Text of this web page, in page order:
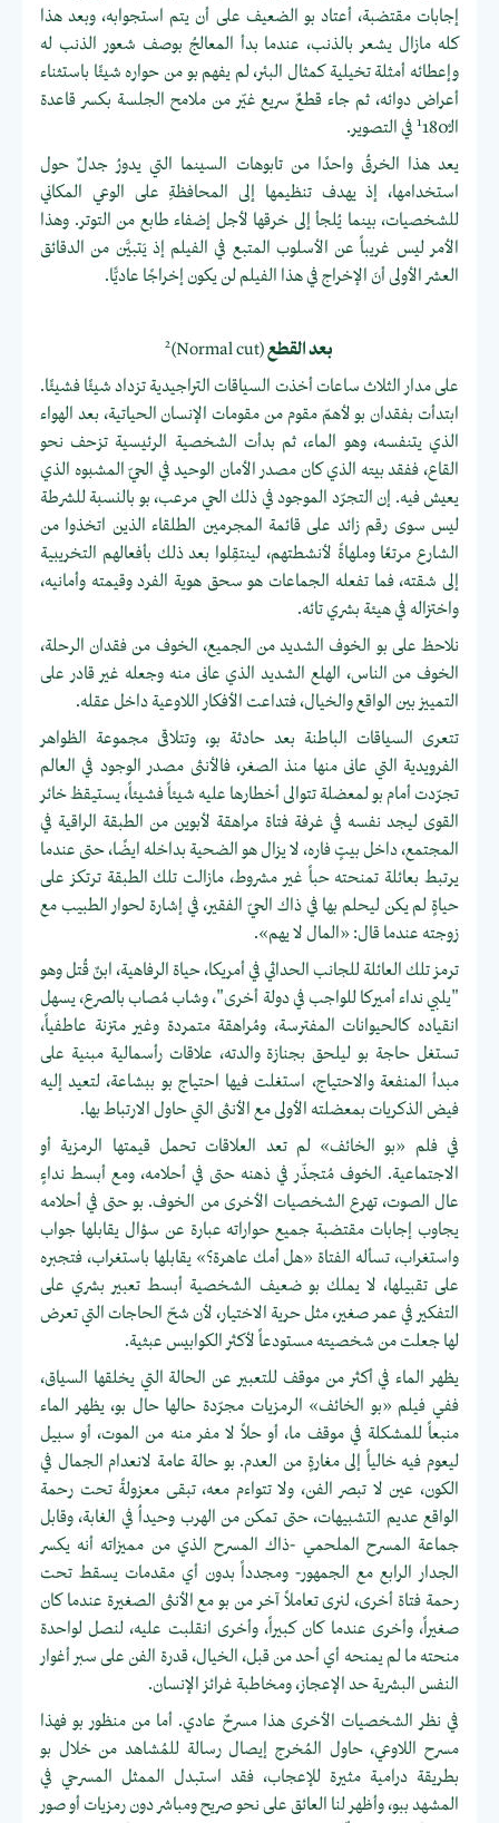
إجابات مقتضبة، أعتاد بو الضعيف على أن يتم استجوابه، وبعد هذا
كله مازال يشعر بالذنب، عندما بدأ المعالجُ بوصف شعور الذنب له
وإعطائه أمثلة تخيلية كمثال البئر، لم يفهم بو من حواره شيئًا باستثناء
أعراض دوائه، ثم جاء قطعٌ سريع غيّر من ملامح الجلسة بكسر قاعدة
الـْ
1180 في التصوير.
يعد هذا الخرقُ واحدًا من تابوهات السينما التي يدورُ جدلٌ حول
استخدامها، إذ يهدف تنظيمها إلى المحافظةِ على الوعي المكاني
للشخصيات، بينما يُلجأ إلى خرقها لأجل إضفاء طابع من التوتر. وهذا
الأمر ليس غريباً عن الأسلوب المتبع في الفيلم إذ يَتبيَّن من الدقائق
العشر الأولى أنَ الإخراج في هذا الفيلم لن يكون إخراجًا عاديًّا.
بعد القطع(Normal cut)
2
على مدار الثلاث ساعات أخذت السياقات التراجيدية تزداد شيئًا فشيئًا.
ابتدأت بفقدان بو لأهمّ مقوم من مقومات الإنسان الحياتية، بعد الهواء
الذي يتنفسه، وهو الماء، ثم بدأت الشخصية الرئيسية تزحف نحو
القاع، ففقد بيته الذي كان مصدر الأمان الوحيد في الحيّ المشبوه الذي
يعيش فيه. إن التجرّد الموجود في ذلك الحي مرعب، بو بالنسبة للشرطة
ليس سوى رقم زائد على قائمة المجرمين الطلقاء الذين اتخذوا من
الشارع مرتعًا وملهاةً لأنشطتهم، لينتقِلوا بعد ذلك بأفعالهم التخريبية
إلى شقته، فما تفعله الجماعات هو سحق هوية الفرد وقيمته وأمانيه،
واختزاله في هيئة بشري تائه.
نلاحظ على بو الخوف الشديد من الجميع، الخوف من فقدان الرحلة،
الخوف من الناس، الهلع الشديد الذي عانى منه وجعله غير قادر على
التمييز بين الواقع والخيال، فتداعت الأفكار اللاوعية داخل عقله.
تتعرى السياقات الباطنة بعد حادثة بو، وتتلاقى مجموعة الظواهر
الفرويدية التي عانى منها منذ الصغر، فالأنثى مصدر الوجود في العالم
تجرّدت أمام بو لمعضلة تتوالى أخطارها عليه شيئاً فشيئاً، يستيقظ خائر
القوى ليجد نفسه في غرفة فتاة مراهقة لأبوين من الطبقة الراقية في
المجتمع، داخل بيتٍ فاره، لا يزال هو الضحية بداخله ايضًا، حتى عندما
يرتبط بعائلة تمنحته حباً غير مشروط، مازالت تلك الطبقة ترتكز على
حياةٍ لم يكن ليحلم بها في ذاك الحيّ الفقير، في إشارة لحوار الطبيب مع
زوجته عندما قال: «المال لا يهم».
ترمز تلك العائلة للجانب الحداثي في أمريكا، حياة الرفاهية، ابنٌ قُتل وهو
"يلبي نداء أميركا للواجب في دولة أخرى"، وشاب مُصاب بالصرع، يسهل
انقياده كالحيوانات المفترسة، ومُراهقة متمردة وغير متزنة عاطفياً،
تستغل حاجة بو ليلحق بجنازة والدته، علاقات رأسمالية مبنية على
مبدأ المنفعة والاحتياج، استغلت فيها احتياج بو ببشاعة، لتعيد إليه
فيض الذكريات بمعضلته الأولى مع الأنثى التي حاول الارتباط بها.
في فلم «بو الخائف» لم تعد العلاقات تحمل قيمتها الرمزية أو
الاجتماعية. الخوف مُتجذّر في ذهنه حتى في أحلامه، ومع أبسط نداءٍ
عال الصوت، تهرع الشخصيات الأخرى من الخوف. بو حتى في أحلامه
يجاوب إجابات مقتضبة جميع حواراته عبارة عن سؤال يقابلها جواب
واستغراب، تسأله الفتاة «هل أمك عاهرة؟» يقابلها باستغراب، فتجبره
على تقبيلها، لا يملك بو ضعيف الشخصية أبسط تعبير بشري على
التفكير في عمر صغير، مثل حرية الاختيار، لأن شحّ الحاجات التي تعرض
لها جعلت من شخصيته مستودعاً لأكثر الكوابيس عبثية.
يظهر الماء في أكثر من موقف للتعبير عن الحالة التي يخلقها السياق،
ففي فيلم «بو الخائف» الرمزيات مجرّدة حالها حال بو، يظهر الماء
منبعاً للمشكلة في موقف ما، أو حلاً لا مفر منه من الموت، أو سبيل
ليعوم فيه خالياً إلى مغارةٍ من العدم. بو حالة عامة لانعدام الجمال في
الكون، عين لا تبصر الفن، ولا تتواءم معه، تبقى معزولةً تحت رحمة
الواقع عديم التشبيهات، حتى تمكن من الهرب وحيداُ في الغابة، وقابل
جماعة المسرح الملحمي -ذاك المسرح الذي من مميزاته أنه يكسر
الجدار الرابع مع الجمهور- ومجدداً بدون أي مقدمات يسقط تحت
رحمة فتاة أخرى، لنرى تعاملاً آخر من بو مع الأنثى الصغيرة عندما كان
صغيراً، وأخرى عندما كان كبيراً، وأخرى انقلبت عليه، لنصل لواحدة
منحته ما لم يمنحه أي أحد من قبل، الخيال، قدرة الفن على سبر أغوار
النفس البشرية حد الإعجاز، ومخاطبة غرائز الإنسان.
في نظر الشخصيات الأخرى هذا مسرحٌ عادي. أما من منظور بو فهذا
مسرح اللاوعي، حاول المُخرج إيصال رسالة للمُشاهد من خلال بو
بطريقة درامية مثيرة للإعجاب، فقد استبدل الممثل المسرحي في
المشهد ببو، وأظهر لنا العائق على نحو صريح ومباشر دون رمزيات أو صور